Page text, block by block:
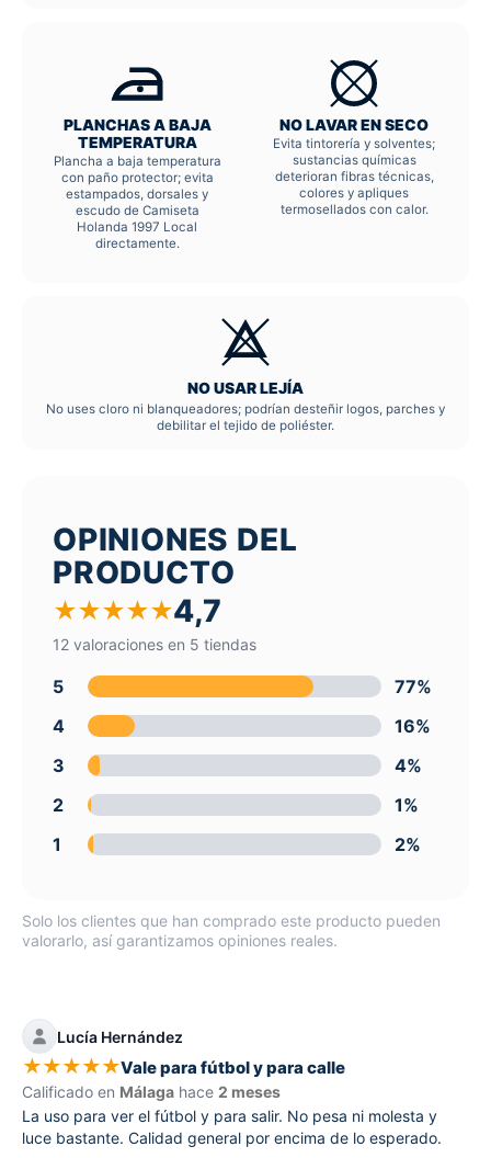
PLANCHAS A BAJA
TEMPERATURA
Plancha a baja temperatura
con paño protector; evita
estampados, dorsales y
escudo de Camiseta
Holanda 1997 Local
directamente.
NO LAVAR EN SECO
Evita tintorería y solventes;
sustancias químicas
deterioran fibras técnicas,
colores y apliques
termosellados con calor.
NO USAR LEJÍA
No uses cloro ni blanqueadores; podrían desteñir logos, parches y
debilitar el tejido de poliéster.
OPINIONES DEL
PRODUCTO
★★★★★4,7
12 valoraciones en 5 tiendas
5
77%
4
16%
3
4%
2
1%
1
2%
Solo los clientes que han comprado este producto pueden
valorarlo, así garantizamos opiniones reales.
Lucía Hernández
★★★★★Vale para fútbol y para calle
Calificado en Málaga hace 2 meses
La uso para ver el fútbol y para salir. No pesa ni molesta y
luce bastante. Calidad general por encima de lo esperado.